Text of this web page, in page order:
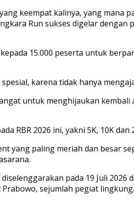
keempat kalinya, yang
Run sukses digelar
15.000 peserta untuk
karena tidak hanya
untuk menghijaukan
RBR 2026 ini, yakni 5K, 10K
yang paling meriah dan besar
pada 19 Juli
sejumlah pegiat